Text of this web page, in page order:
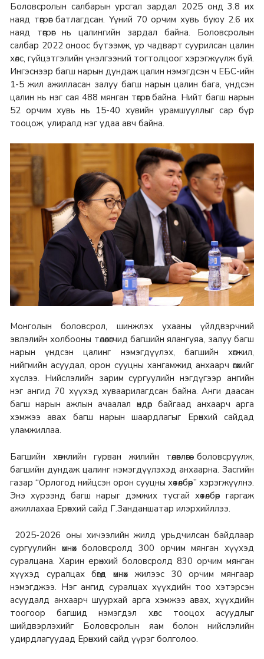
Боловсролын салбарын урсгал зардал 2025 онд 3.8 их
наяд төгрөг батлагдсан. Үүний 70 орчим хувь буюу 2.6 их
наяд төгрөг нь цалингийн зардал байна. Боловсролын
салбар 2022 оноос бүтээмж, ур чадварт суурилсан цалин
хөлс, гүйцэтгэлийн үнэлгээний тогтолцоог хэрэгжүүлж буй.
Ингэснээр багш нарын дундаж цалин нэмэгдсэн ч ЕБС-ийн
1-5 жил ажилласан залуу багш нарын цалин бага, үндсэн
цалин нь нэг сая 488 мянган төгрөг байна. Нийт багш нарын
52 орчим хувь нь 15-40 хувийн урамшууллыг сар бүр
тооцож, улиралд нэг удаа авч байна.
Монголын боловсрол, шинжлэх ухааны үйлдвэрчний
эвлэлийн холбооны төлөөлөгчид багшийн ялангуяа, залуу багш
нарын үндсэн цалинг нэмэгдүүлэх, багшийн хөгжил,
нийгмийн асуудал, орон сууцны хангамжид анхаарч өгөхийг
хүслээ. Нийслэлийн зарим сургуулийн нэгдүгээр ангийн
нэг ангид 70 хүүхэд хуваарилагдсан байна. Анги даасан
багш нарын ажлын ачаалал өндөр байгаад анхаарч арга
хэмжээ авах багш нарын шаардлагыг Ерөнхий сайдад
уламжиллаа.
Багшийн хөгжлийн гурван жилийн төлөвлөгөө боловсруулж,
багшийн дундаж цалинг нэмэгдүүлэхэд анхаарна. Засгийн
газар “Орлогод нийцсэн орон сууцны хөтөлбөр” хэрэгжүүлнэ.
Энэ хүрээнд багш нарыг дэмжих тусгай хөтөлбөр гаргаж
ажиллахаа Ерөнхий сайд Г.Занданшатар илэрхийллээ.
2025-2026 оны хичээлийн жилд урьдчилсан байдлаар
сургуулийн өмнөх боловсролд 300 орчим мянган хүүхэд
суралцана. Харин ерөнхий боловсролд 830 орчим мянган
хүүхэд суралцах бөгөөд өмнөх жилээс 30 орчим мянгаар
нэмэгджээ. Нэг ангид суралцах хүүхдийн тоо хэтэрсэн
асуудалд анхаарч шуурхай арга хэмжээ авах, хүүхдийн
тоогоор багшид нэмэгдэл хөлс тооцох асуудлыг
шийдвэрлэхийг Боловсролын яам болон нийслэлийн
удирдлагуудад Ерөнхий сайд үүрэг болголоо.